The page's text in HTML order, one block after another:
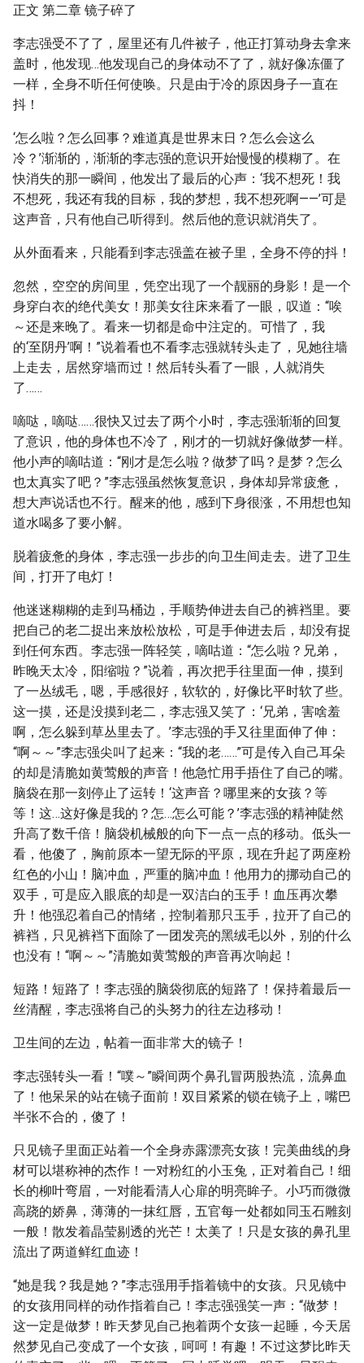
正文 第二章 镜子碎了
李志强受不了了，屋里还有几件被子，他正打算动身去拿来
盖时，他发现…他发现自己的身体动不了了，就好像冻僵了
一样，全身不听任何使唤。只是由于冷的原因身子一直在
抖！
‘怎么啦？怎么回事？难道真是世界末日？怎么会这么
冷？’渐渐的，渐渐的李志强的意识开始慢慢的模糊了。在
快消失的那一瞬间，他发出了最后的心声：‘我不想死！我
不想死，我还有我的目标，我的梦想，我不想死啊——’可是
这声音，只有他自己听得到。然后他的意识就消失了。
从外面看来，只能看到李志强盖在被子里，全身不停的抖！
忽然，空空的房间里，凭空出现了一个靓丽的身影！是一个
身穿白衣的绝代美女！那美女往床来看了一眼，叹道：“唉
～还是来晚了。看来一切都是命中注定的。可惜了，我
的‘至阴丹’啊！”说着看也不看李志强就转头走了，见她往墙
上走去，居然穿墙而过！然后转头看了一眼，人就消失
了……
嘀哒，嘀哒……很快又过去了两个小时，李志强渐渐的回复
了意识，他的身体也不冷了，刚才的一切就好像做梦一样。
他小声的嘀咕道：“刚才是怎么啦？做梦了吗？是梦？怎么
也太真实了吧？”李志强虽然恢复意识，身体却异常疲惫，
想大声说话也不行。醒来的他，感到下身很涨，不用想也知
道水喝多了要小解。
脱着疲惫的身体，李志强一步步的向卫生间走去。进了卫生
间，打开了电灯！
他迷迷糊糊的走到马桶边，手顺势伸进去自己的裤裆里。要
把自己的老二捉出来放松放松，可是手伸进去后，却没有捉
到任何东西。李志强一阵轻笑，嘀咕道：“怎么啦？兄弟，
昨晚天太冷，阳缩啦？”说着，再次把手往里面一伸，摸到
了一丛绒毛，嗯，手感很好，软软的，好像比平时软了些。
这一摸，还是没摸到老二，李志强又笑了：‘兄弟，害啥羞
啊，怎么躲到草丛里去了。’李志强的手又往里面伸了伸：
“啊～～”李志强尖叫了起来：“我的老……”可是传入自己耳朵
的却是清脆如黄莺般的声音！他急忙用手捂住了自己的嘴。
脑袋在那一刻停止了运转！‘这声音？哪里来的女孩？等
等！这…这好像是我的？怎…怎么可能？’李志强的精神陡然
升高了数千倍！脑袋机械般的向下一点一点的移动。低头一
看，他傻了，胸前原本一望无际的平原，现在升起了两座粉
红色的小山！脑冲血，严重的脑冲血！他用力的挪动自己的
双手，可是应入眼底的却是一双洁白的玉手！血压再次攀
升！他强忍着自己的情绪，控制着那只玉手，拉开了自己的
裤裆，只见裤裆下面除了一团发亮的黑绒毛以外，别的什么
也没有！“啊～～”清脆如黄莺般的声音再次响起！
短路！短路了！李志强的脑袋彻底的短路了！保持着最后一
丝清醒，李志强将自己的头努力的往左边移动！
卫生间的左边，帖着一面非常大的镜子！
李志强转头一看！“噗～”瞬间两个鼻孔冒两股热流，流鼻血
了！他呆呆的站在镜子面前！双目紧紧的锁在镜子上，嘴巴
半张不合的，傻了！
只见镜子里面正站着一个全身赤露漂亮女孩！完美曲线的身
材可以堪称神的杰作！一对粉红的小玉兔，正对着自己！细
长的柳叶弯眉，一对能看清人心扉的明亮眸子。小巧而微微
高跷的娇鼻，薄薄的一抹红唇，五官每一处都如同玉石雕刻
一般！散发着晶莹剔透的光芒！太美了！只是女孩的鼻孔里
流出了两道鲜红血迹！
“她是我？我是她？”李志强用手指着镜中的女孩。只见镜中
的女孩用同样的动作指着自己！李志强强笑一声：“做梦！
这一定是做梦！昨天梦见自己抱着两个女孩一起睡，今天居
然梦见自己变成了一个女孩，呵呵！有趣！不过这梦比昨天